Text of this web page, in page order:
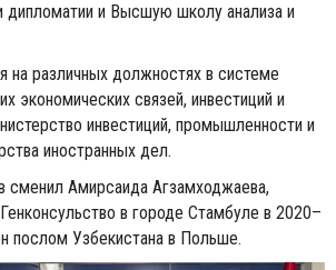
дипломатии и Высшую школу анализа и
на различных должностях в системе
экономических связей, инвестиций и
инвестиций, промышленности и
иностранных дел.
сменил Амирсаида Агзамходжаева,
в городе Стамбуле в 2020–
послом Узбекистана в Польше.